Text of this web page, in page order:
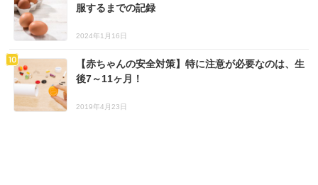
服するまでの記録
2024年1月16日
【赤ちゃんの安全対策】特に注意が必要なのは、生
後7～11ヶ月！
2019年4月23日